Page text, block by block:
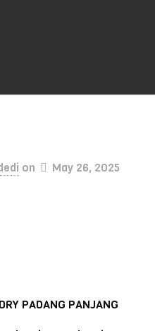
on May 26, 2025
PADANG PANJANG